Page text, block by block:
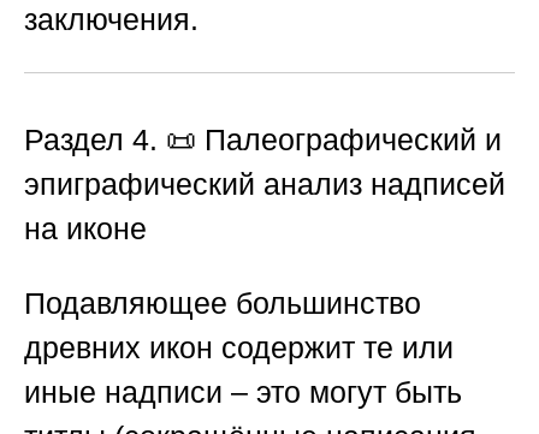
заключения.
Раздел 4. 📜 Палеографический и
эпиграфический анализ надписей
на иконе
Подавляющее большинство
древних икон содержит те или
иные надписи – это могут быть